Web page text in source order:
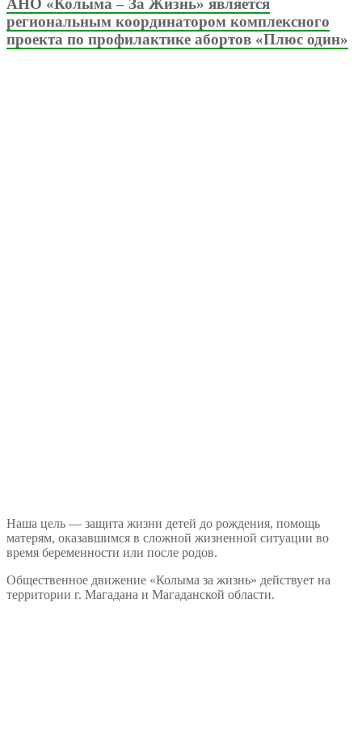
АНО «Колыма – За Жизнь» является
региональным координатором комплексного
проекта по профилактике абортов «Плюс один»
Наша цель — защита жизни детей до рождения, помощь
матерям, оказавшимся в сложной жизненной ситуации во
время беременности или после родов.
Общественное движение «Колыма за жизнь» действует на
территории г. Магадана и Магаданской области.